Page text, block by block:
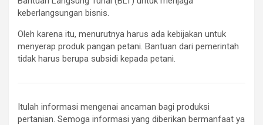
keberlangsungan bisnis.
Oleh karena itu, menurutnya harus ada kebijakan untuk
menyerap produk pangan petani. Bantuan dari pemerintah
tidak harus berupa subsidi kepada petani.
Itulah informasi mengenai ancaman bagi produksi
pertanian. Semoga informasi yang diberikan bermanfaat ya